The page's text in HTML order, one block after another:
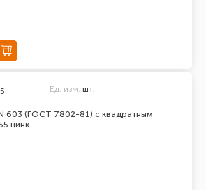
603 (ГОСТ 7802-81) с квадратным
цинк
Ед. изм. шт.